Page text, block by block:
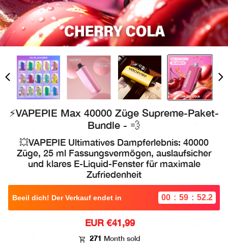
⚡VAPEPIE Max 40000 Züge Supreme-Paket-
Bundle - 💨
💥VAPEPIE Ultimatives Dampferlebnis: 40000
Züge, 25 ml Fassungsvermögen, auslaufsicher
und klares E-Liquid-Fenster für maximale
Zufriedenheit
Beeil dich! Der Verkauf endet in 00 : 59 : 48.8
Sale
price
EUR €41,99
price
271 Month sold